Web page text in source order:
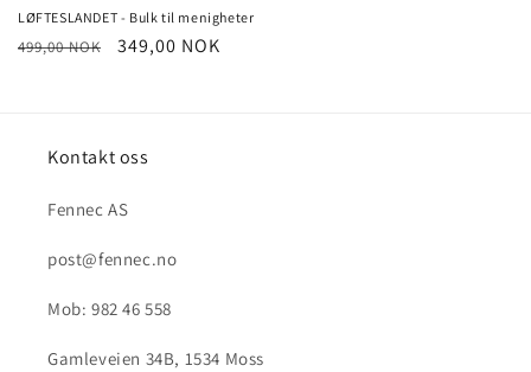
LØFTESLANDET - Bulk til menigheter
Vanlig
499,00 NOK Salgspris
349,00 NOK
Kontakt oss
Fennec AS
post@fennec.no
Mob: 982 46 558
Gamleveien 34B, 1534 Moss